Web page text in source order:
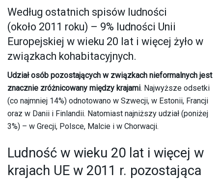
Według ostatnich spisów ludności
(około 2011 roku) – 9% ludności Unii
Europejskiej w wieku 20 lat i więcej żyło w
związkach kohabitacyjnych.
Udział osób pozostających w związkach nieformalnych jest
znacznie zróżnicowany między krajami. Najwyższe odsetki
(co najmniej 14%) odnotowano w Szwecji, w Estonii, Francji
oraz w Danii i Finlandii. Natomiast najniższy udział (poniżej
3%) – w Grecji, Polsce, Malcie i w Chorwacji.
Ludność w wieku 20 lat i więcej w
krajach UE w 2011 r. pozostająca